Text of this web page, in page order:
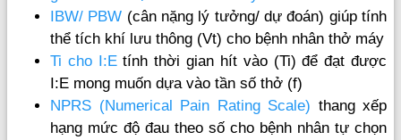
IBW/ PBW (cân nặng lý tưởng/ dự đoán) giúp tính
thể tích khí lưu thông (Vt) cho bệnh nhân thở máy
Ti cho I:Etính thời gian hít vào (Ti) để đạt được
I:E mong muốn dựa vào tần số thở (f)
NPRS (Numerical Pain Rating Scale) thang xếp
hạng mức độ đau theo số cho bệnh nhân tự chọn